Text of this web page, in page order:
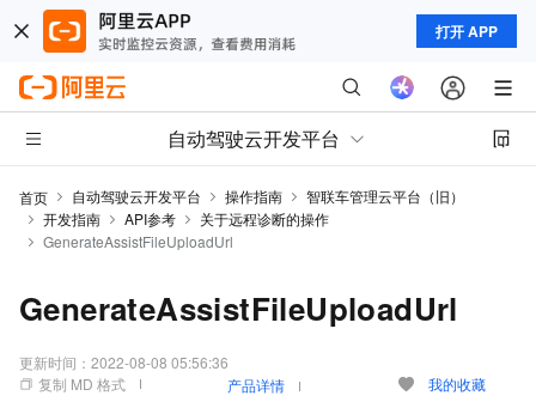
打开 APP
自动驾驶云开发平台
首页 自动驾驶云开发平台 操作指南
智联车管理云平台（旧）
开发指南
API参考
关于远程诊断的操作
GenerateAssistFileUploadUrl
GenerateAssistFileUploadUrl
更新时间： 2022-08-08 05:56:36
复制 MD 格式
产品详情 我的收藏